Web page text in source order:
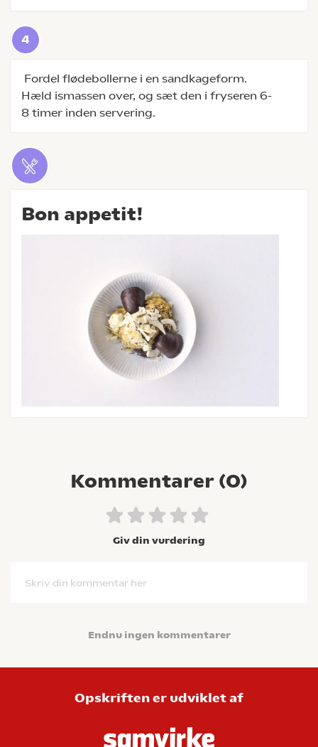
Fordel flødebollerne i en sandkageform.
Hæld ismassen over, og sæt den i fryseren 6-
8 timer inden servering.
Bon appetit!
Kommentarer (0)
Giv din vurdering
Skriv din kommentar her
Endnu ingen kommentarer
Opskriften er udviklet af